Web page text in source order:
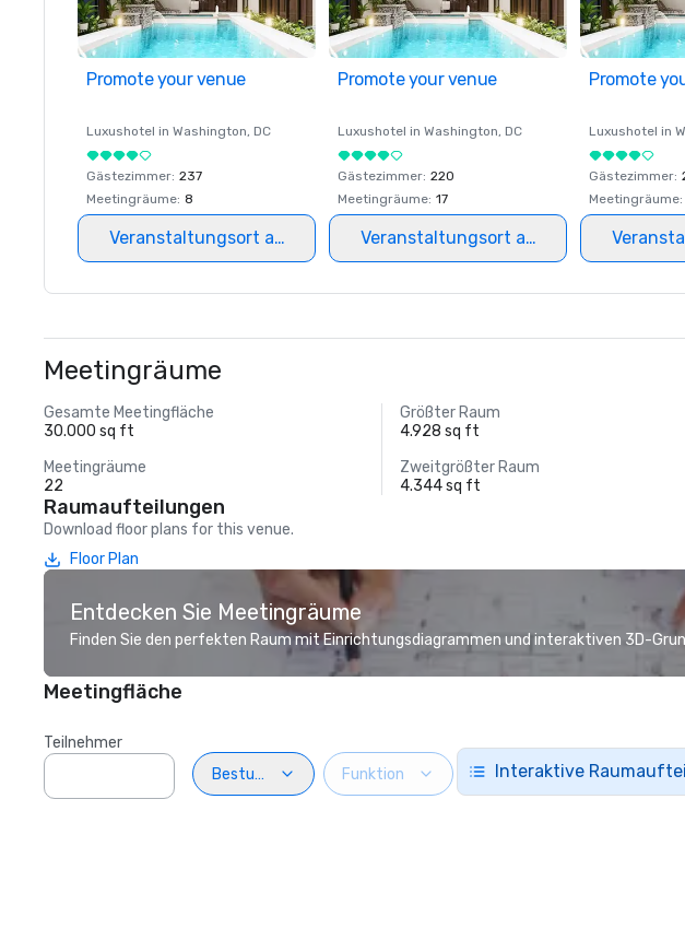
Promote your venue
Luxushotel in Washington, DC
Gästezimmer: 237
Meetingräume: 8
Veranstaltungsort auswählen
Promote your venue
Luxushotel in Washington, DC
Gästezimmer: 220
Meetingräume: 17
Veranstaltungsort auswählen
Promote
Luxushotel in
Gästezimmer:
Meetingräume:
Meetingräume
Gesamte Meetingfläche
30.000 sq ft
Größter Raum
4.928 sq ft
Meetingräume
22
Zweitgrößter Raum
4.344 sq ft
Raumaufteilungen
Download floor plans for this venue.
Floor Plan
Entdecken Sie Meetingräume
Finden Sie den perfekten Raum mit Einrichtungsdiagrammen und interaktiven 3D-
Meetingfläche
Teilnehmer
Bestuhlung
Funktion Interaktive